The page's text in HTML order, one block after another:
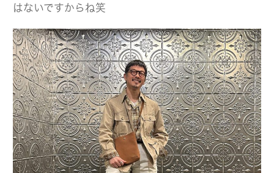
はないですからね笑